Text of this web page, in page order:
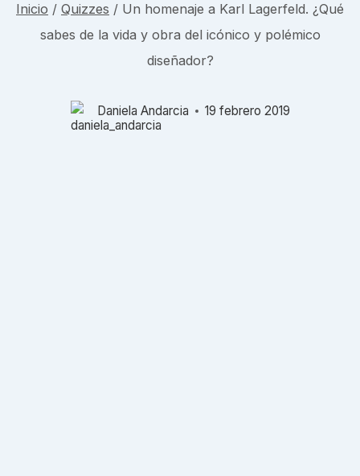
Inicio / Quizzes / Un homenaje a Karl Lagerfeld. ¿Qué
sabes de la vida y obra del icónico y polémico
diseñador?
Daniela Andarcia 19 febrero 2019